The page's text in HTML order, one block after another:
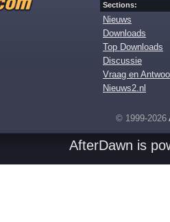
Sections:
Nieuws
Downloads
Top Downloads
Discussie
Vraag en
Nieuws2.nl
© 1999-2026
AfterDawn is